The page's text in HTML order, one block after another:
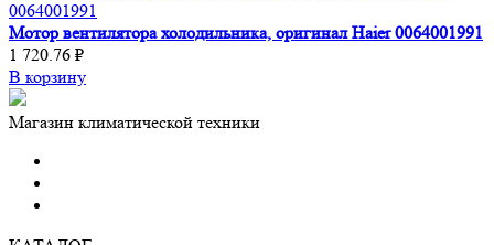
Мотор вентилятора холодильника, оригинал Haier 0064001991
1 720.76 ₽
В корзину
Магазин климатической техники